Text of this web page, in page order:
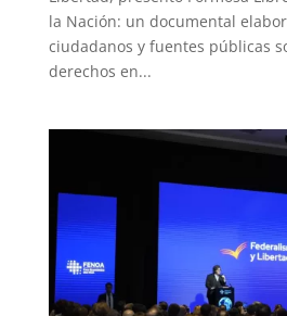
la Nación: un documental
ciudadanos y fuentes públicas
derechos en...